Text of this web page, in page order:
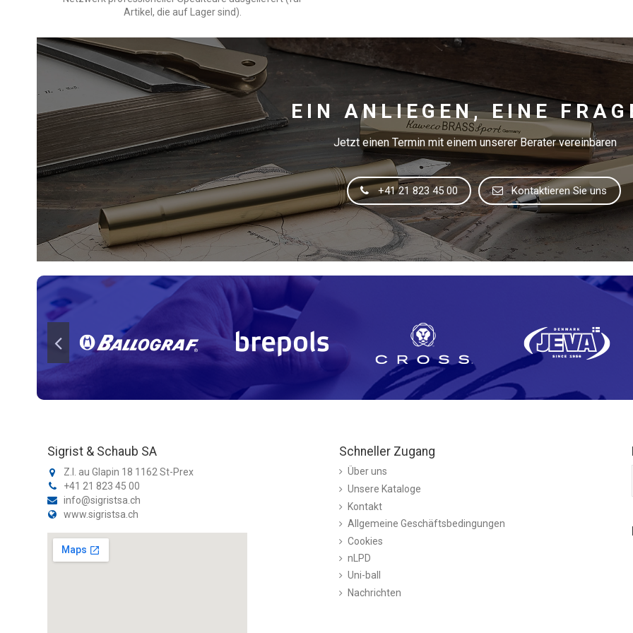
Artikel, die auf Lager sind).
EIN ANLIEGEN, EINE
Jetzt einen Termin mit einem unserer Berater vereinbaren
+41 21 823 45 00 Kontaktieren Sie uns
Sigrist & Schaub SA
Z.I. au Glapin 18 1162 St-Prex
+41 21 823 45 00
info@sigristsa.ch
www.sigristsa.ch
Schneller Zugang
Über uns
Unsere Kataloge
Kontakt
Allgemeine Geschäftsbedingungen
Cookies
nLPD
Uni-ball
Nachrichten